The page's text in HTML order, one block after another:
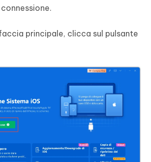
principale, clicca sul pulsante